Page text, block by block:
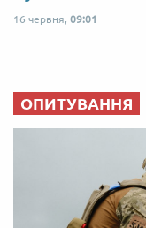
16 червня, 09:01
ОПИТУВАННЯ